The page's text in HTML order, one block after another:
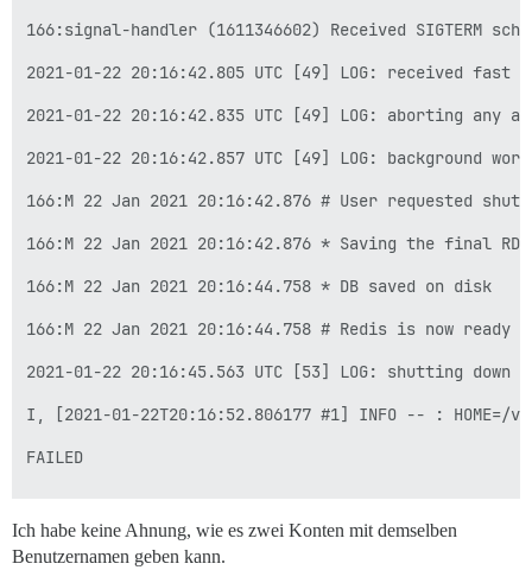
166:signal-handler (1611346602) Received SIGTERM
2021-01-22 20:16:42.805 UTC [49] LOG: received fast
2021-01-22 20:16:42.835 UTC [49] LOG: aborting any
2021-01-22 20:16:42.857 UTC [49] LOG:
166:M 22 Jan 2021 20:16:42.876 # User requested
166:M 22 Jan 2021 20:16:42.876 * Saving the final
166:M 22 Jan 2021 20:16:44.758 * DB saved on disk
166:M 22 Jan 2021 20:16:44.758 # Redis is now
2021-01-22 20:16:45.563 UTC [53] LOG: shutting down
I, [2021-01-22T20:16:52.806177 #1] INFO -- :
FAILED
Pups::ExecError: cd /var/www/discourse && su
Ich habe keine Ahnung, wie es zwei Konten mit demselben
Benutzernamen geben kann.